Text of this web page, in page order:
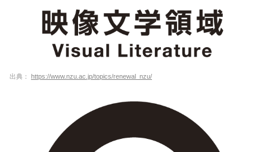
出典： https://www.nzu.ac.jp/topics/renewal_nzu/